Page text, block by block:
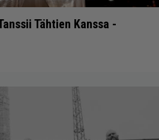
Tähtien Kanssa -